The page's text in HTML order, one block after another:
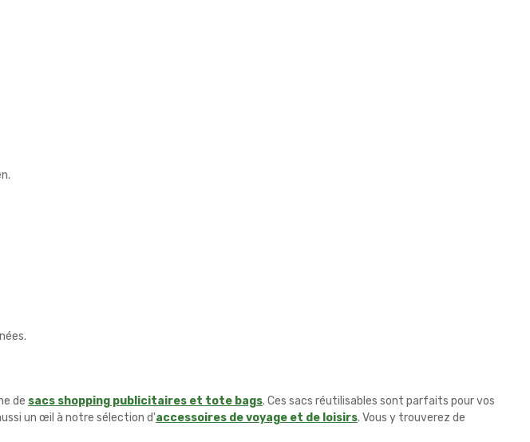
de sacs shopping publicitaires et tote bags. Ces sacs réutilisables sont parfaits pour vos
un œil à notre sélection d'accessoires de voyage et de loisirs. Vous y trouverez de